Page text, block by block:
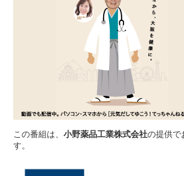
この番組は、小野薬品工業株式会社の提供で
す。